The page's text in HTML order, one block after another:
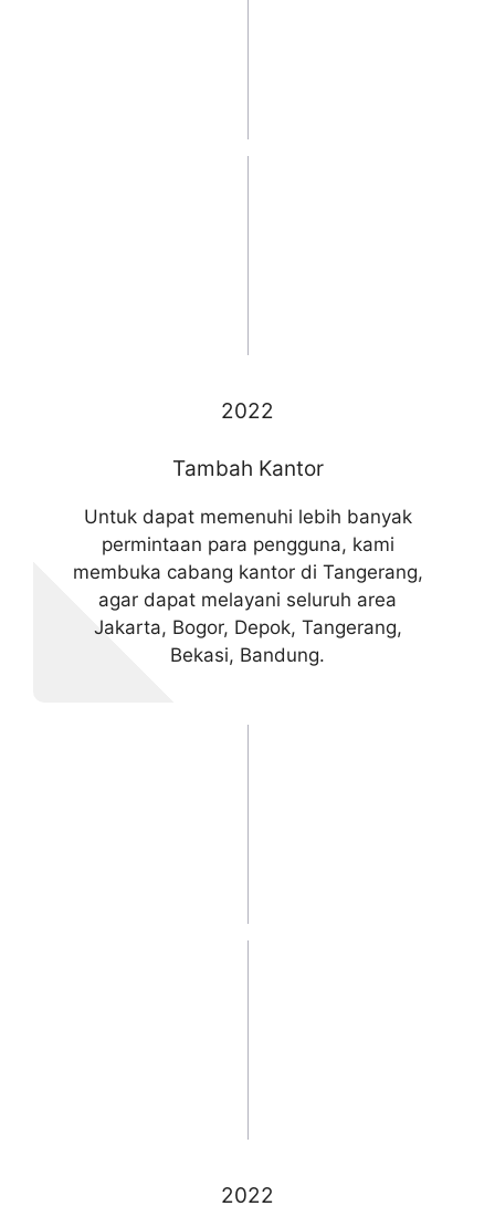
2022
Tambah Kantor
Untuk dapat memenuhi lebih banyak
permintaan para pengguna, kami
membuka cabang kantor di Tangerang,
agar dapat melayani seluruh area
Jakarta, Bogor, Depok, Tangerang,
Bekasi, Bandung.
2022